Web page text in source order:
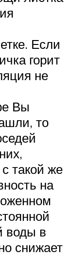
Если
горит
не
Вы
то
такой же
на
воды в
снижает